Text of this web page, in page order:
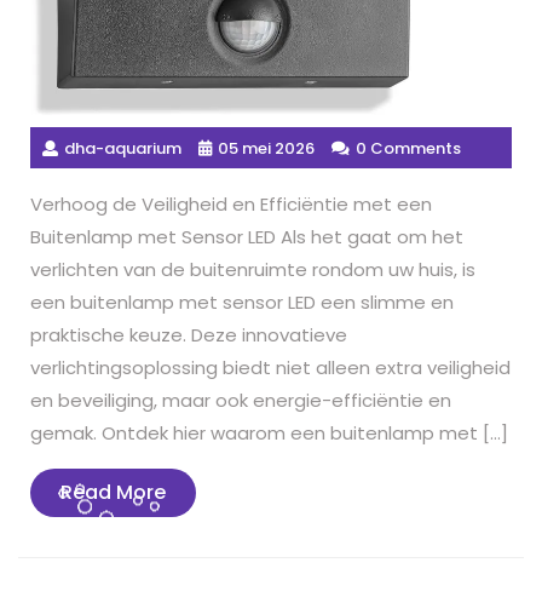
dha-aquarium 05 mei 2026 0 Comments
Verhoog de Veiligheid en Efficiëntie met een
Buitenlamp met Sensor LED Als het gaat om het
verlichten van de buitenruimte rondom uw huis, is
een buitenlamp met sensor LED een slimme en
praktische keuze. Deze innovatieve
verlichtingsoplossing biedt niet alleen extra veiligheid
en beveiliging, maar ook energie-efficiëntie en
gemak. Ontdek hier waarom een buitenlamp met […]
Read MoreRead
More